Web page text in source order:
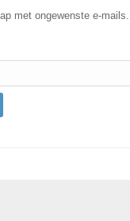
met ongewenste e-mails.